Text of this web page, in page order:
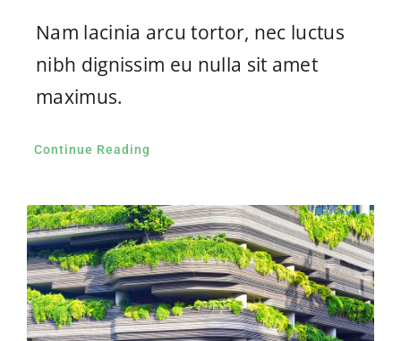
Nam lacinia arcu tortor, nec luctus
nibh dignissim eu nulla sit amet
maximus.
Continue Reading